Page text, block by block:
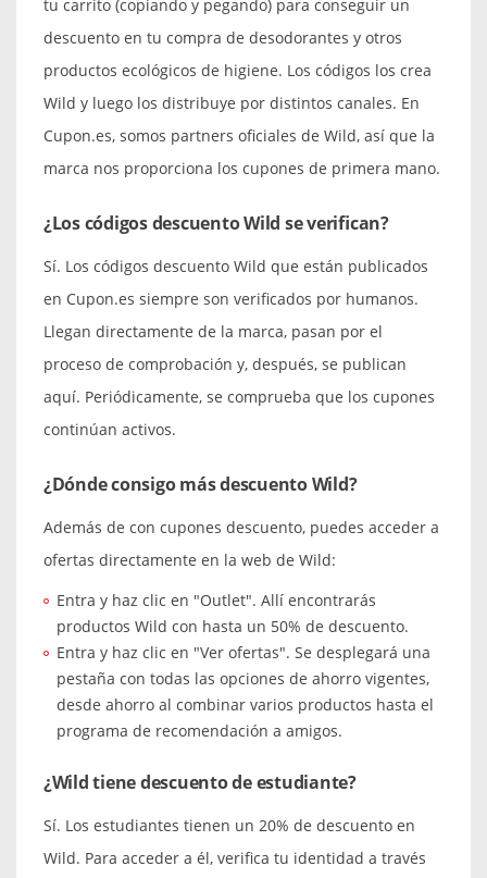
tu carrito (copiando y pegando) para conseguir un
descuento en tu compra de desodorantes y otros
productos ecológicos de higiene. Los códigos los crea
Wild y luego los distribuye por distintos canales. En
Cupon.es, somos partners oficiales de Wild, así que la
marca nos proporciona los cupones de primera mano.
¿Los códigos descuento Wild se verifican?
Sí. Los códigos descuento Wild que están publicados
en Cupon.es siempre son verificados por humanos.
Llegan directamente de la marca, pasan por el
proceso de comprobación y, después, se publican
aquí. Periódicamente, se comprueba que los cupones
continúan activos.
¿Dónde consigo más descuento Wild?
Además de con cupones descuento, puedes acceder a
ofertas directamente en la web de Wild:
Entra y haz clic en "Outlet". Allí encontrarás
productos Wild con hasta un 50% de descuento.
Entra y haz clic en "Ver ofertas". Se desplegará una
pestaña con todas las opciones de ahorro vigentes,
desde ahorro al combinar varios productos hasta el
programa de recomendación a amigos.
¿Wild tiene descuento de estudiante?
Sí. Los estudiantes tienen un 20% de descuento en
Wild. Para acceder a él, verifica tu identidad a través